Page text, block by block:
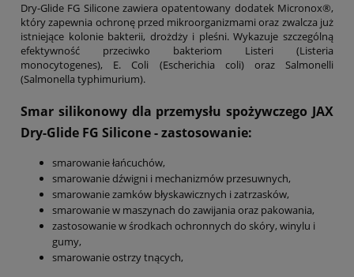
Dry-Glide FG Silicone zawiera opatentowany dodatek Micronox®,
który zapewnia ochronę przed mikroorganizmami oraz zwalcza już
istniejące kolonie bakterii, drożdży i pleśni. Wykazuje szczególną
efektywność przeciwko bakteriom Listeri (Listeria
monocytogenes), E. Coli (Escherichia coli) oraz Salmonelli
(Salmonella typhimurium).
Smar silikonowy dla przemysłu spożywczego JAX
Dry-Glide FG Silicone- zastosowanie:
smarowanie łańcuchów,
smarowanie dźwigni i mechanizmów przesuwnych,
smarowanie zamków błyskawicznych i zatrzasków,
smarowanie w maszynach do zawijania oraz pakowania,
zastosowanie w środkach ochronnych do skóry, winylu i
gumy,
smarowanie ostrzy tnących,